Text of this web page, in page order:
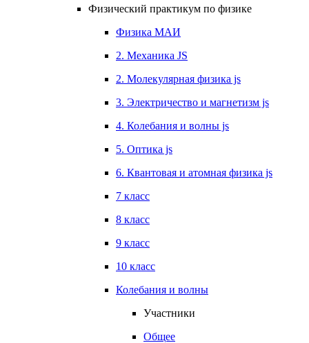
Физический практикум по физике
Физика МАИ
2. Механика JS
2. Молекулярная физика js
3. Электричество и магнетизм js
4. Колебания и волны js
5. Оптика js
6. Квантовая и атомная физика js
7 класс
8 класс
9 класс
10 класс
Колебания и волны
Участники
Общее